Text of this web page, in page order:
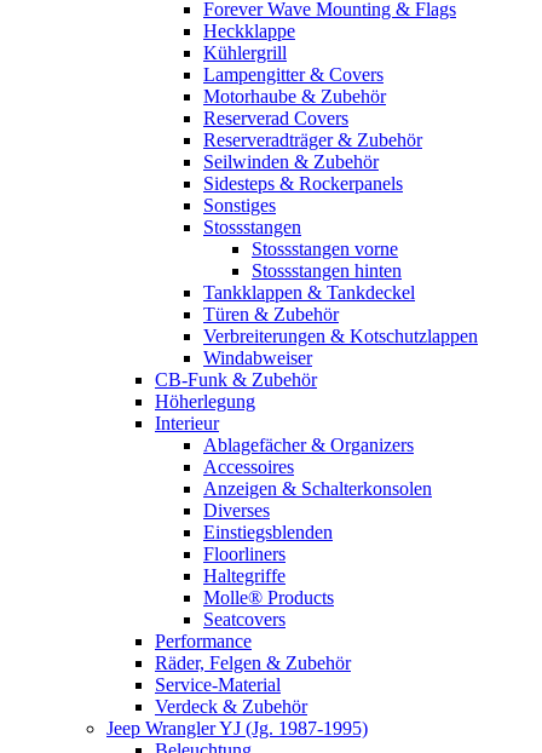
Forever Wave Mounting & Flags
Heckklappe
Kühlergrill
Lampengitter & Covers
Motorhaube & Zubehör
Reserverad Covers
Reserveradträger & Zubehör
Seilwinden & Zubehör
Sidesteps & Rockerpanels
Sonstiges
Stossstangen
Stossstangen vorne
Stossstangen hinten
Tankklappen & Tankdeckel
Türen & Zubehör
Verbreiterungen & Kotschutzlappen
Windabweiser
CB-Funk & Zubehör
Höherlegung
Interieur
Ablagefächer & Organizers
Accessoires
Anzeigen & Schalterkonsolen
Diverses
Einstiegsblenden
Floorliners
Haltegriffe
Molle® Products
Seatcovers
Performance
Räder, Felgen & Zubehör
Service-Material
Verdeck & Zubehör
Jeep Wrangler YJ (Jg. 1987-1995)